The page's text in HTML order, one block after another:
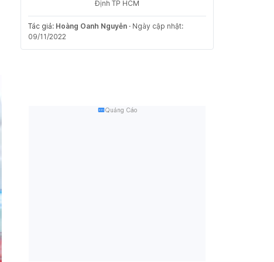
Định TP HCM
Tác giả: Hoàng Oanh Nguyễn · Ngày cập nhật:
09/11/2022
Quảng Cáo